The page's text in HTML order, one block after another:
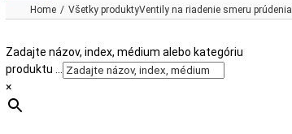
Home Všetky produktyVentily na riadenie smeru prúdenia
Zadajte názov, index, médium alebo kategóriu
produktu …
×